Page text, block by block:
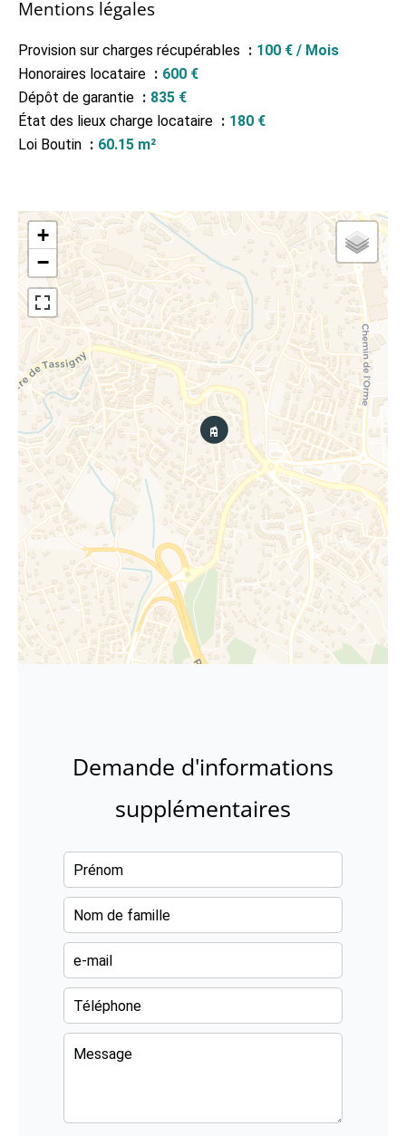
Mentions légales
Provision sur charges récupérables
100 € / Mois
Honoraires locataire
600 €
Dépôt de garantie
835 €
État des lieux charge locataire
180 €
Loi Boutin
60.15 m²
+
−
Demande d'informations
supplémentaires